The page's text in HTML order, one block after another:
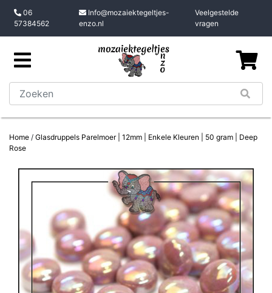
06
57384562
Info@mozaiektegeltjes-
enzo.nl
Veelgestelde
vragen
Home / Glasdruppels Parelmoer | 12mm | Enkele Kleuren | 50 gram | Deep
Rose